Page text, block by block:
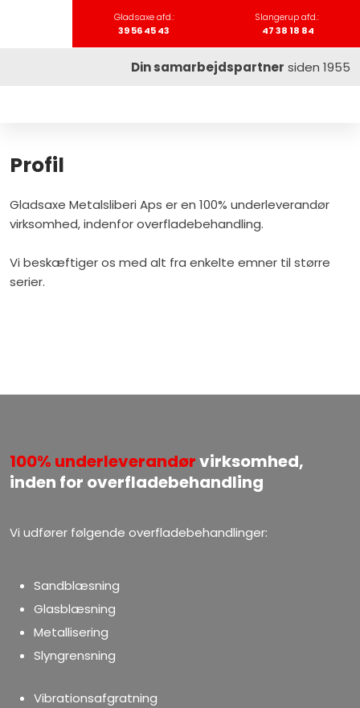
Gladsaxe afd.:​​
39 56 45 43
Slangerup afd.:​​
47 38 18 84
Din samarbejdspartner siden 1955
Profil
​Gladsaxe Metalsliberi Aps er en 100% underleverandør
virksomhed, indenfor overfladebehandling.
Vi beskæftiger os med alt fra enkelte emner til større
serier.
100% underleverandørvirksomhed,
​​inden for overfladebehandling
​Vi udfører følgende overfladebehandlinger:​​​
Sandblæsning
Glasblæsning
Metallisering​
Slyngrensning
Vibrationsafgratning